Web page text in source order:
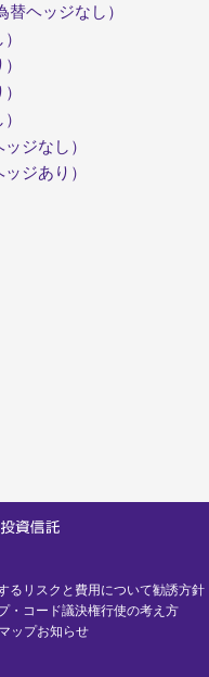
ヘッジなし）
ジなし）
ジあり）
るリスクと費用について勧誘方針
・コード議決権行使の考え方
ップお知らせ